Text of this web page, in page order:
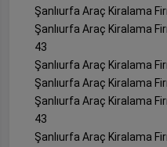
Şanlıurfa Araç Kiralama
Şanlıurfa Araç Kiralama
43
Şanlıurfa Araç Kiralama
Şanlıurfa Araç Kiralama
Şanlıurfa Araç Kiralama
43
Şanlıurfa Araç Kiralama